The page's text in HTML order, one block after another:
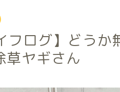
フログ】どう
草ヤギさん